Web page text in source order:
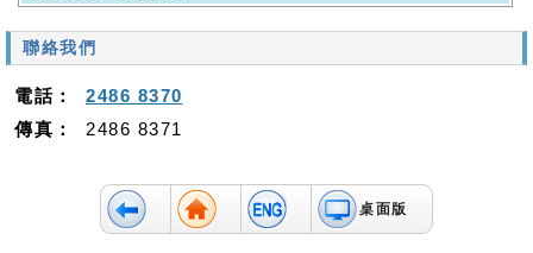
聯絡我們
電話：
2486 8370
傳真：
2486 8371
桌面版